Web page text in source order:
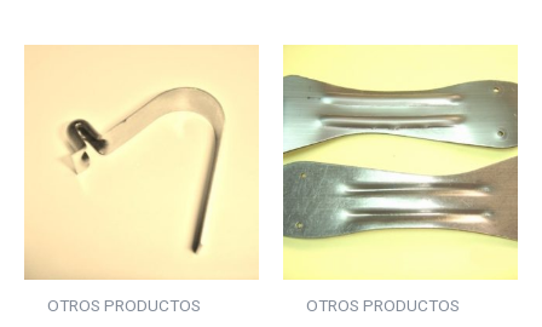
OTROS PRODUCTOS OTROS PRODUCTOS